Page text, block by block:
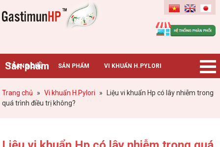
Gastimunhp
Sản phẩm
TRANG CHỦ SẢN PHẨM VI KHUẨN H.PYLORI
BỆNH DẠ DÀY TIN TỨC – SỰ KIỆN HƯỚNG DẪN MUA HÀNG
Trang chủ » Vi khuẩn H.Pylori »
Liệu vi khuẩn Hp có lây nhiễm trong
quá trình điều trị không?